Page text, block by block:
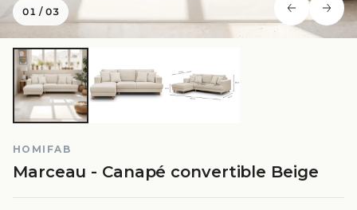
01 /03
HOMIFAB
Marceau - Canapé convertible Beige